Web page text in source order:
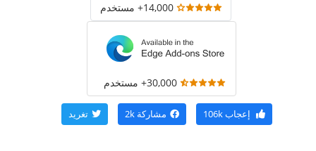
14,000+ مستخدم
30,000+ مستخدم
إعجاب106k مشاركة 2k تغريد